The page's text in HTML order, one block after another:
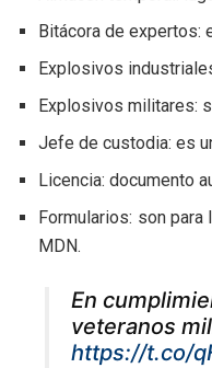
Bitácora de
Explosivos
Explosivos militares:
Jefe de custodia: es
Licencia: documento
Formularios: son
MDN.
En
veteranos
https://t.co/